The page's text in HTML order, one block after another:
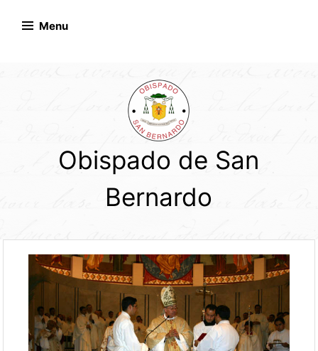
Menu
Obispado de San
Bernardo